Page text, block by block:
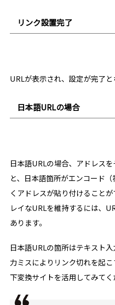
リンク設置完了
URLが表示され、設定が完了
日本語URLの場合
日本語URLの場合、アドレス
と、日本語箇所がエンコード
くアドレスが貼り付けること
レイなURLを維持するには、
あります。
日本語URLの箇所はテキスト
力ミスによりリンク切れを起
下変換サイトを活用してみてく